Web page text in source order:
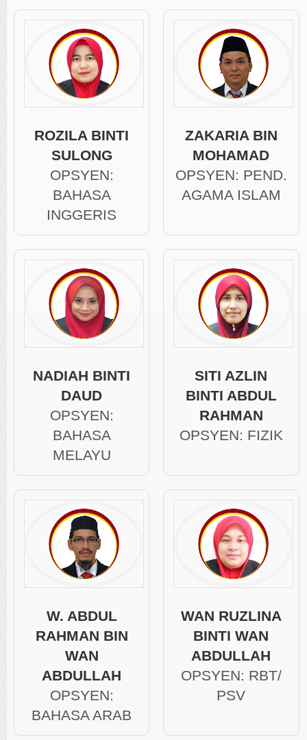
ROZILA BINTI
SULONG
OPSYEN:
BAHASA
INGGERIS
ZAKARIA BIN
MOHAMAD
OPSYEN: PEND.
AGAMA ISLAM
NADIAH BINTI
DAUD
OPSYEN:
BAHASA
MELAYU
SITI AZLIN
BINTI ABDUL
RAHMAN
OPSYEN: FIZIK
W. ABDUL
RAHMAN BIN
WAN
ABDULLAH
OPSYEN:
BAHASA ARAB
WAN RUZLINA
BINTI WAN
ABDULLAH
OPSYEN: RBT/
PSV